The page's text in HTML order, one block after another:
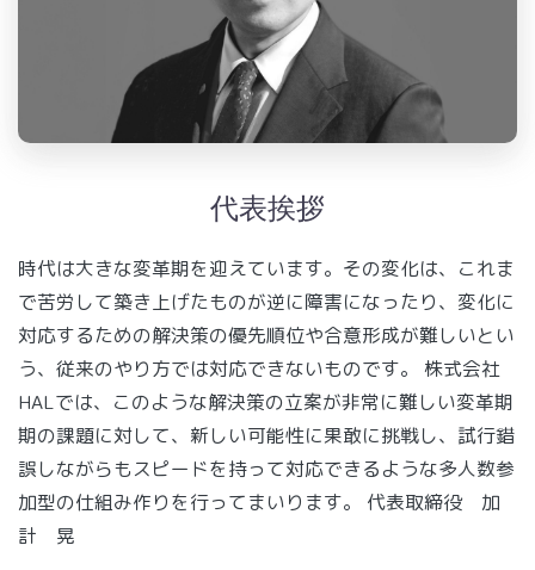
代表挨拶
時代は大きな変革期を迎えています。その変化は、これま
で苦労して築き上げたものが逆に障害になったり、変化に
対応するための解決策の優先順位や合意形成が難しいとい
う、従来のやり方では対応できないものです。 株式会社
HALでは、このような解決策の立案が非常に難しい変革期
期の課題に対して、新しい可能性に果敢に挑戦し、試行錯
誤しながらもスピードを持って対応できるような多人数参
加型の仕組み作りを行ってまいります。 代表取締役 加
計 晃